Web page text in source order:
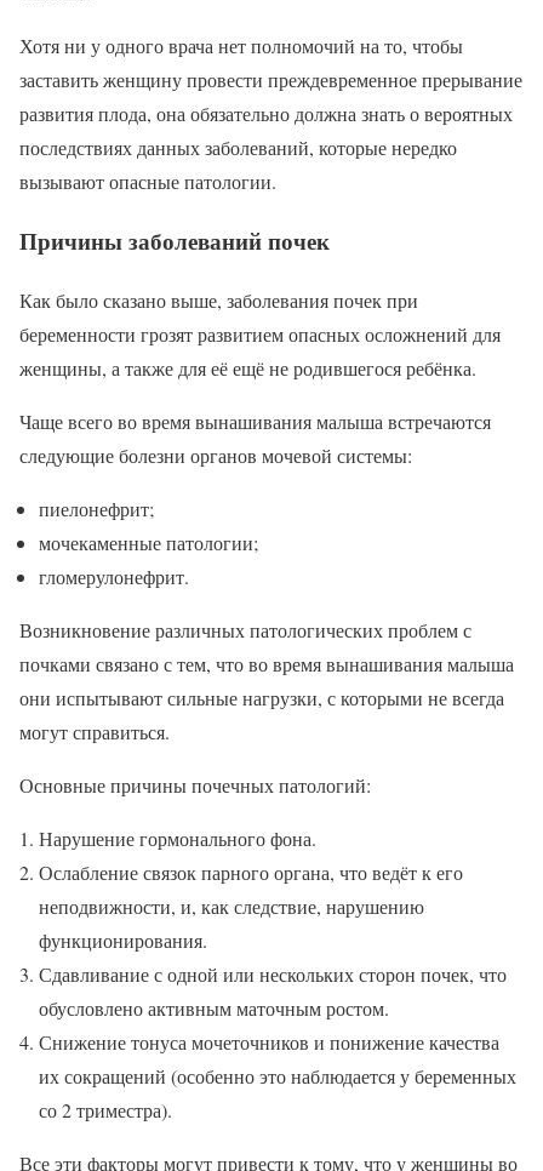
Хотя ни у одного врача нет полномочий на то, чтобы
заставить женщину провести преждевременное прерывание
развития плода, она обязательно должна знать о вероятных
последствиях данных заболеваний, которые нередко
вызывают опасные патологии.
Причины заболеваний почек
Как было сказано выше, заболевания почек при
беременности грозят развитием опасных осложнений для
женщины, а также для её ещё не родившегося ребёнка.
Чаще всего во время вынашивания малыша встречаются
следующие болезни органов мочевой системы:
пиелонефрит;
мочекаменные патологии;
гломерулонефрит.
Возникновение различных патологических проблем с
почками связано с тем, что во время вынашивания малыша
они испытывают сильные нагрузки, с которыми не всегда
могут справиться.
Основные причины почечных патологий:
Нарушение гормонального фона.
Ослабление связок парного органа, что ведёт к его
неподвижности, и, как следствие, нарушению
функционирования.
Сдавливание с одной или нескольких сторон почек, что
обусловлено активным маточным ростом.
Снижение тонуса мочеточников и понижение качества
их сокращений (особенно это наблюдается у беременных
со 2 триместра).
Все эти факторы могут привести к тому, что у женщины во